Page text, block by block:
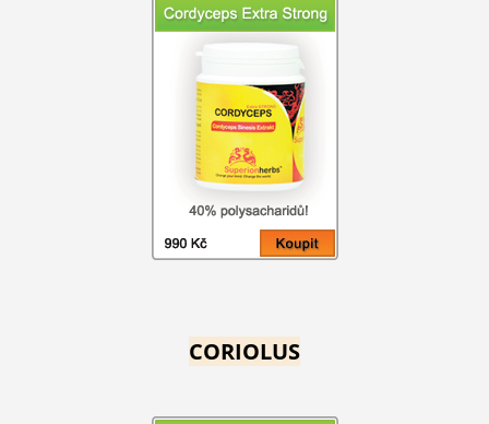
CORIOLUS